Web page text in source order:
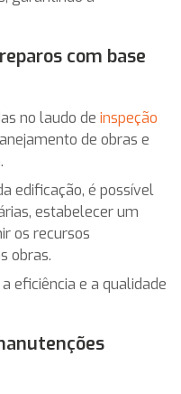
com base
no laudo deinspeção
de obras e
edificação, é possível
estabelecer um
os recursos
obras.
eficiência e a qualidade